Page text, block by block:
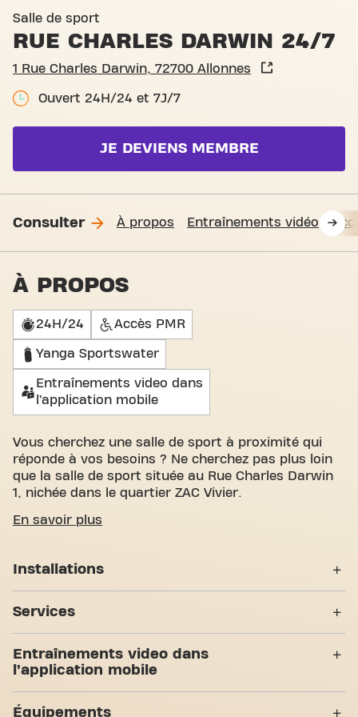
Salle de sport
RUE CHARLES DARWIN 24/7
1 Rue Charles Darwin, 72700 Allonnes
Ouvert 24H/24 et 7J/7
JE DEVIENS MEMBRE
Consulter À propos Entraînements vidéo
À PROPOS
24H/24 Accès PMR
Yanga Sportswater
Entraînements video dans
l’application mobile
Vous cherchez une salle de sport à proximité qui
réponde à vos besoins ? Ne cherchez pas plus loin
que la salle de sport située au Rue Charles Darwin
1, nichée dans le quartier ZAC Vivier.
Nous savons à quel point il est important de
d'espace d'entraînement et des entraîneurs
chaque étape. Notre salle de sport offre une grande
variété d'équipements, de séances d'entraînement
vidéo et entraînement personnel. Mais ce qui nous
distingue vraiment, c'est le sens de la communauté
que nous avons créé - un endroit où vous trouverez
Rejoignez-nous dès aujourd'hui et découvrez
En savoir plus
Installations
Douches
Services
Accès PMR
Entraînements video dans
l’application mobile
Équipements